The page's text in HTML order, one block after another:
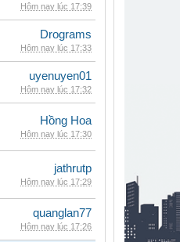
Hôm nay lúc 17:39
Drograms
Hôm nay lúc 17:33
uyenuyen01
Hôm nay lúc 17:32
Hồng Hoa
Hôm nay lúc 17:30
jathrutp
Hôm nay lúc 17:29
quanglan77
Hôm nay lúc 17:26